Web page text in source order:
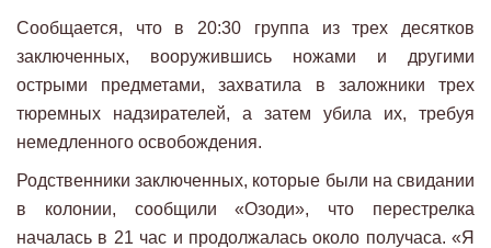
Сообщается, что в 20:30 группа из трех десятков
заключенных, вооружившись ножами и другими
острыми предметами, захватила в заложники трех
тюремных надзирателей, а затем убила их, требуя
немедленного освобождения.
Родственники заключенных, которые были на свидании
в колонии, сообщили «Озоди», что перестрелка
началась в 21 час и продолжалась около получаса. «Я